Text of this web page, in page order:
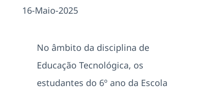
16-Maio-2025
No âmbito da disciplina de
Educação Tecnológica, os
estudantes do 6º ano da Escola